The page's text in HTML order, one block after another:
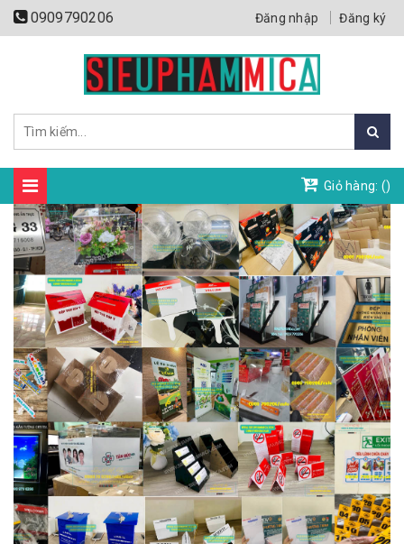
0909790206 Đăng nhập Đăng ký
Giỏ hàng: ()